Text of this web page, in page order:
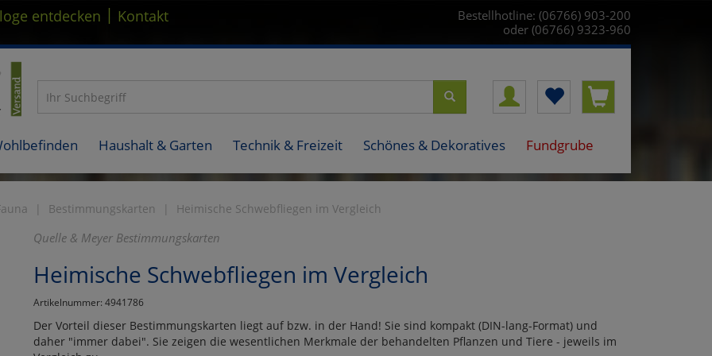
entdecken | Kontakt
Bestellhotline: (06766) 903-200
oder (06766) 9323-960
Haushalt & Garten Technik & Freizeit Schönes & Dekoratives Fundgrube
Bestimmungskarten Heimische Schwebfliegen im Vergleich
Quelle & Meyer Bestimmungskarten
Heimische Schwebfliegen im Vergleich
Artikelnummer: 4941786
Der Vorteil dieser Bestimmungskarten liegt auf bzw. in der Hand! Sie sind kompakt (DIN-lang-Format) und
daher "immer dabei". Sie zeigen die wesentlichen Merkmale der behandelten Pflanzen und Tiere - jeweils im